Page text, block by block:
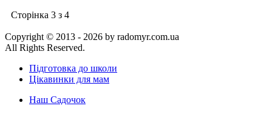
Сторінка 3 з 4
Copyright © 2013 - 2026 by radomyr.com.ua
All Rights Reserved.
Підготовка до школи
Цікавинки для мам
Наш Садочок